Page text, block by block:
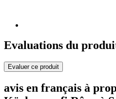
Evaluations du
Evaluer ce produit
avis en français à